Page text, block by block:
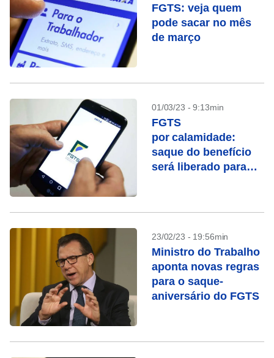
FGTS: veja quem
pode sacar no mês
de março
01/03/23 - 9:13min
FGTS
por calamidade:
saque do benefício
será liberado para
23/02/23 - 19:56min
Ministro do Trabalho
aponta novas regras
para o saque-
aniversário do FGTS